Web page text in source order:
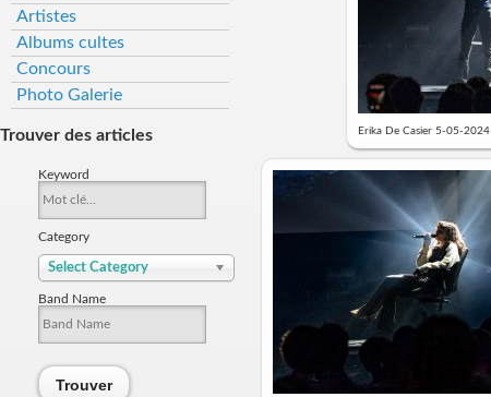
Artistes
Albums cultes
Concours
Photo Galerie
Trouver des articles
Keyword
Category
Select Category
Band Name
Trouver
Erika De Casier 5-05-2024